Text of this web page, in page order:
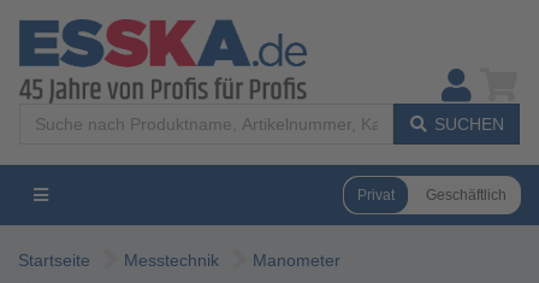
SUCHEN
Privat Geschäftlich
Startseite Messtechnik
Manometer